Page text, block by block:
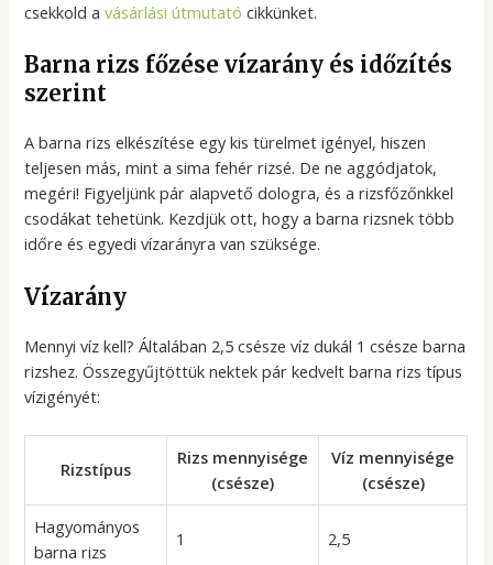
csekkold avásárlási útmutató cikkünket.
Barna rizs főzése vízarány és időzítés
szerint
A barna rizs elkészítése egy kis türelmet igényel, hiszen
teljesen más, mint a sima fehér rizsé. De ne aggódjatok,
megéri! Figyeljünk pár alapvető dologra, és a rizsfőzőnkkel
csodákat tehetünk. Kezdjük ott, hogy a barna rizsnek több
időre és egyedi vízarányra van szüksége.
Vízarány
Mennyi víz kell? Általában 2,5 csésze víz dukál 1 csésze barna
rizshez. Összegyűjtöttük nektek pár kedvelt barna rizs típus
vízigényét:
Rizstípus
Rizs mennyisége
(csésze)
Víz mennyisége
(csésze)
Hagyományos
barna rizs
1 2,5